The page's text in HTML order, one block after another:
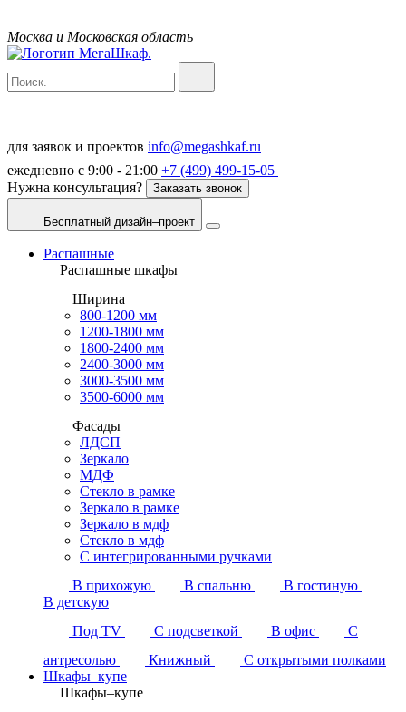
Москва и Московская область
для заявок и проектов info@megashkaf.ru
ежедневно с 9:00 - 21:00 +7 (499) 499-15-05
Нужна консультация?
Заказать звонок
Бесплатный дизайн–проект
Распашные
Распашные шкафы
Ширина
800-1200 мм
1200-1800 мм
1800-2400 мм
2400-3000 мм
3000-3500 мм
3500-6000 мм
Фасады
ЛДСП
Зеркало
МДФ
Стекло в рамке
Зеркало в рамке
Зеркало в мдф
Стекло в мдф
С интегрированными ручками
В прихожую
В спальню
В гостиную
В детскую
Под TV
С подсветкой В офис
С
антресолью
Книжный
С открытыми полками
Шкафы–купе
Шкафы–купе